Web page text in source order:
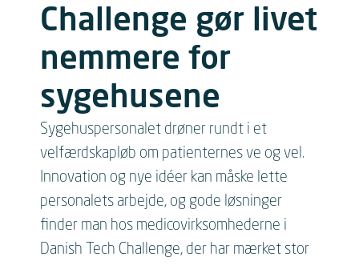
Challenge gør livet
nemmere for
sygehusene
Sygehuspersonalet drøner rundt i et
velfærdskapløb om patienternes ve og vel.
Innovation og nye idéer kan måske lette
personalets arbejde, og gode løsninger
finder man hos medicovirksomhederne i
Danish Tech Challenge, der har mærket stor